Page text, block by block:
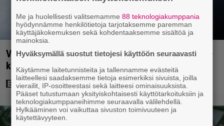
Vanhasta X-Files-leffasta julkaistaan K18-versio –
katso traileri
Me ja huolellisesti valitsemamme88 teknologiakumppania
hyödynnämme henkilötietoja tarjotaksemme paremman
käyttäjäkokemuksen sekä kohdentaaksemme sisältöä ja
mainoksia.
Hyväksymällä suostut tietojesi käyttöön seuraavasti
Käytämme laitetunnisteita ja tallennamme evästeitä
laitteellesi saadaksemme tietoja esimerkiksi sivuista, joilla
vierailit, IP-osoitteestasi sekä laitteesi ominaisuuksista.
Pääset tutustumaan yksityiskohtaisesti käyttötarkoituksiin ja
teknologiakumppaneihimme seuraavalla välilehdellä.
Hylkääminen voi vaikuttaa sivuston toimivuuteen ja
käytettävyyteen.